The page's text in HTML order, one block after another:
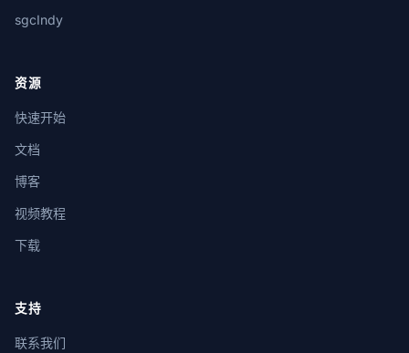
sgcIndy
资源
快速开始
文档
博客
视频教程
下载
支持
联系我们